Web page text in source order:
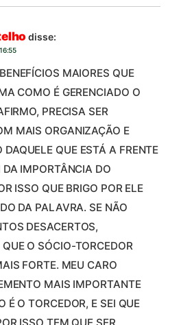
disse:
MAIORES QUE
COMO É GERENCIADO O
PRECISA SER
MAIS ORGANIZAÇÃO E
QUE ESTÁ A FRENTE
DA IMPORTÂNCIA DO
ISSO QUE BRIGO POR ELE
DA PALAVRA. SE NÃO
DESACERTOS,
O SÓCIO-TORCEDOR
FORTE. MEU CARO
MAIS IMPORTANTE
É O TORCEDOR, E SEI QUE